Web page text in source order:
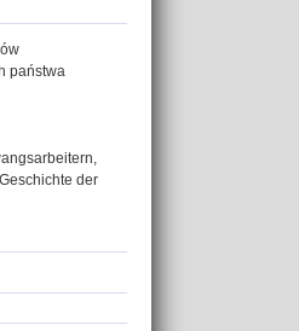
państwa
der